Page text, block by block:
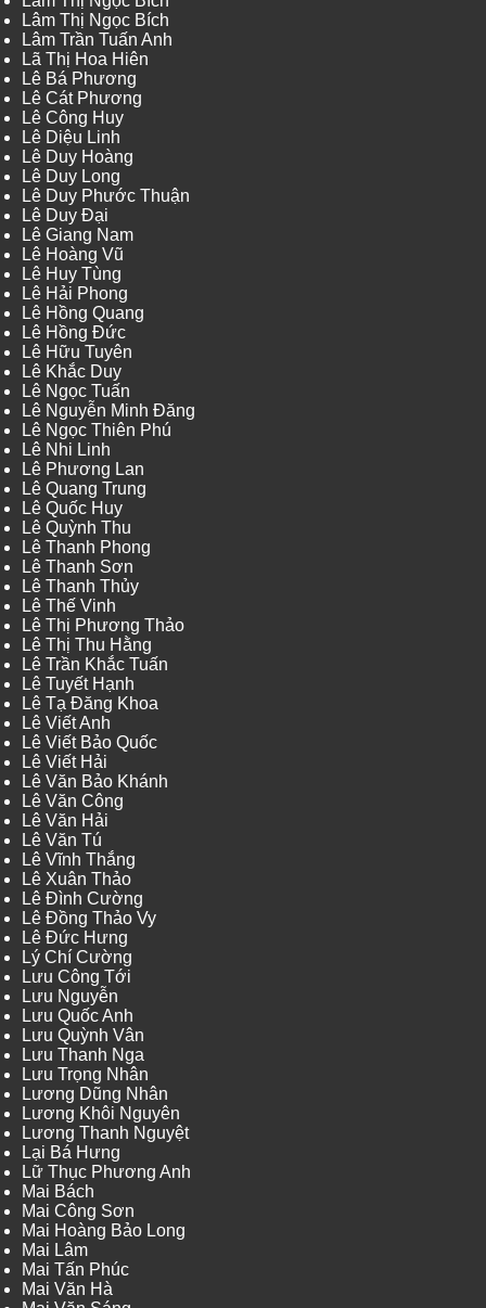
Lâm Thị Ngọc Bích
Lâm Trần Tuấn Anh
Lã Thị Hoa Hiên
Lê Bá Phương
Lê Cát Phương
Lê Công Huy
Lê Diệu Linh
Lê Duy Hoàng
Lê Duy Long
Lê Duy Phước Thuận
Lê Duy Đại
Lê Giang Nam
Lê Hoàng Vũ
Lê Huy Tùng
Lê Hải Phong
Lê Hồng Quang
Lê Hồng Đức
Lê Hữu Tuyên
Lê Khắc Duy
Lê Ngọc Tuấn
Lê Nguyễn Minh Đăng
Lê Ngọc Thiên Phú
Lê Nhi Linh
Lê Phương Lan
Lê Quang Trung
Lê Quốc Huy
Lê Quỳnh Thu
Lê Thanh Phong
Lê Thanh Sơn
Lê Thanh Thủy
Lê Thế Vinh
Lê Thị Phương Thảo
Lê Thị Thu Hằng
Lê Trần Khắc Tuấn
Lê Tuyết Hạnh
Lê Tạ Đăng Khoa
Lê Viết Anh
Lê Viết Bảo Quốc
Lê Viết Hải
Lê Văn Bảo Khánh
Lê Văn Công
Lê Văn Hải
Lê Văn Tú
Lê Vĩnh Thắng
Lê Xuân Thảo
Lê Đình Cường
Lê Đồng Thảo Vy
Lê Đức Hưng
Lý Chí Cường
Lưu Công Tới
Lưu Nguyễn
Lưu Quốc Anh
Lưu Quỳnh Vân
Lưu Thanh Nga
Lưu Trọng Nhân
Lương Dũng Nhân
Lương Khôi Nguyên
Lương Thanh Nguyệt
Lại Bá Hưng
Lữ Thục Phương Anh
Mai Bách
Mai Công Sơn
Mai Hoàng Bảo Long
Mai Lâm
Mai Tấn Phúc
Mai Văn Hà